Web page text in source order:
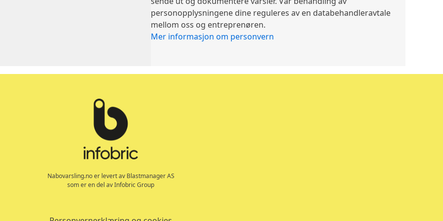
personopplysningene dine reguleres av en databehandleravtale
mellom oss og entreprenøren.
Mer informasjon om personvern
Nabovarsling.no er levert av Blastmanager AS
som er en del av Infobric Group